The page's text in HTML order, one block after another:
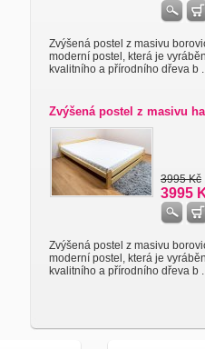
Zvýšená postel z masivu
moderní postel, která je
kvalitního a přírodního dřeva b
Zvýšená postel z masivu
3995 Kč
3995
Zvýšená postel z masivu
moderní postel, která je
kvalitního a přírodního dřeva b